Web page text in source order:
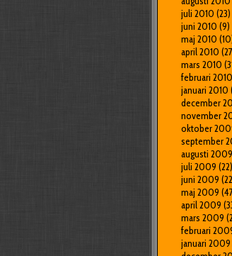
juli 2010 (23)
juni 2010 (9)
maj 2010
april 2010
mars 2010
februari 2010
januari 2010
december
november
oktober
september
augusti 2009
juli 2009 (22)
juni 2009
maj 2009
april 2009
mars 2009
februari
januari 2009